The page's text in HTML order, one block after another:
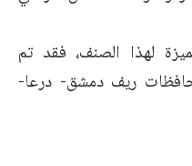
لهذا الصنف، فقد تم
ريف دمشق- درعا-